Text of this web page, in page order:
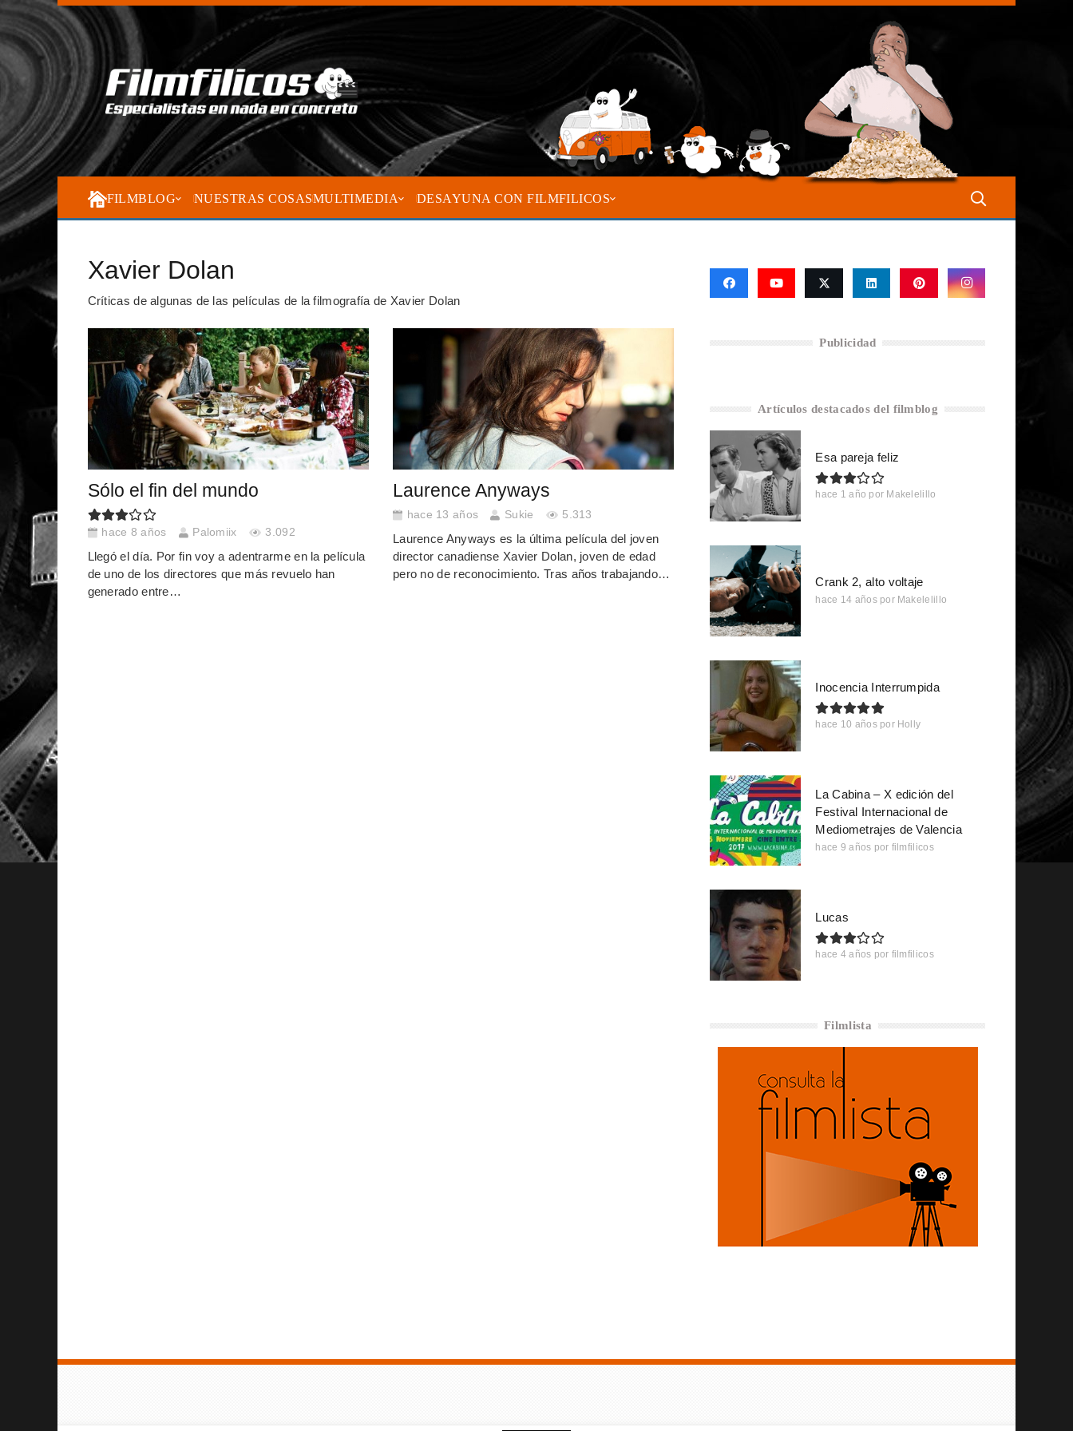
FILMBLOG NUESTRAS COSASMULTIMEDIA DESAYUNA CON FILMFILICOS
Xavier Dolan
Críticas de algunas de las películas de la filmografía de Xavier Dolan
Sólo el fin del mundo
hace 8 años Palomiix 3.092
Llegó el día. Por fin voy a adentrarme en la película
de uno de los directores que más revuelo han
generado entre…
Laurence Anyways
hace 13 años Sukie 5.313
Laurence Anyways es la última película del joven
director canadiense Xavier Dolan, joven de edad
pero no de reconocimiento. Tras años trabajando…
Publicidad
Artículos destacados del filmblog
Esa pareja feliz
hace 1 año por Makelelillo
Crank 2, alto voltaje
hace 14 años por Makelelillo
Inocencia Interrumpida
hace 10 años por Holly
La Cabina – X edición del
Festival Internacional de
Mediometrajes de Valencia
hace 9 años por filmfilicos
Lucas
hace 4 años por filmfilicos
Filmlista